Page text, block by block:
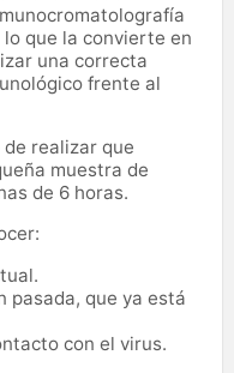
que la convierte en
una correcta
frente al
realizar que
muestra de
de 6 horas.
pasada, que ya está
con el virus.